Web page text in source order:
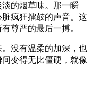
的烟草味。那一瞬
疯狂擂鼓的声音。这
尊严的最后一搏。
没有温柔的加深，也
变得无比僵硬，就像